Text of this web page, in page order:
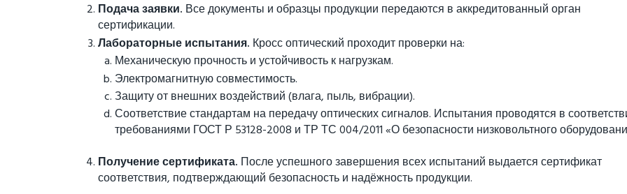
Подача заявки. Все документы и образцы продукции передаются в аккредитованный орган
сертификации.
Лабораторные испытания. Кросс оптический проходит проверки на:
Механическую прочность и устойчивость к нагрузкам.
Электромагнитную совместимость.
Защиту от внешних воздействий (влага, пыль, вибрации).
Соответствие стандартам на передачу оптических сигналов. Испытания проводятся в
требованиями ГОСТ Р 53128-2008 и ТР ТС 004/2011 «О безопасности низковольтного
Получение сертификата. После успешного завершения всех испытаний выдается сертификат
соответствия, подтверждающий безопасность и надёжность продукции.